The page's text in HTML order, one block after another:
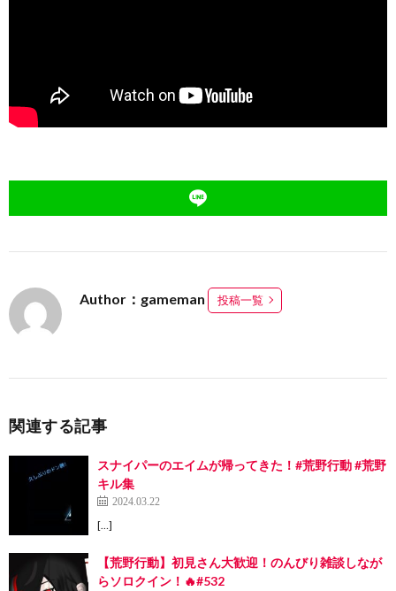
Author：gameman 投稿一覧
関連する記事
スナイパーのエイムが帰ってきた！#荒野行動 #荒野
キル集
2024.03.22
[…]
【荒野行動】初見さん大歓迎！のんびり雑談しなが
らソロクイン！🔥#532